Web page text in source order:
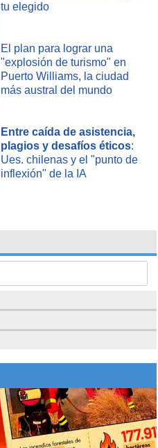
tu elegido
El plan para lograr una
"explosión de turismo" en
Puerto Williams, la ciudad
más austral del mundo
Entre caída de asistencia,
plagios y desafíos éticos:
Ues. chilenas y el "punto de
inflexión" de la IA